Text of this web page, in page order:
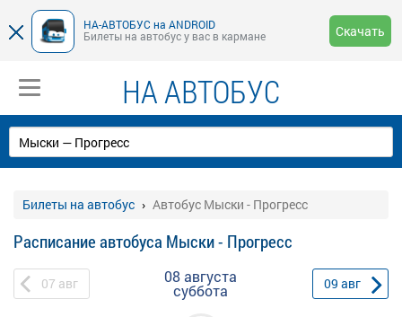
НА-АВТОБУС на ANDROID
Билеты на автобус у вас в кармане
Скачать
НА АВТОБУС
Билеты на автобус Автобус Мыски - Прогресс
Расписание автобуса Мыски - Прогресс
07 авг 08 августа
суббота 09 авг